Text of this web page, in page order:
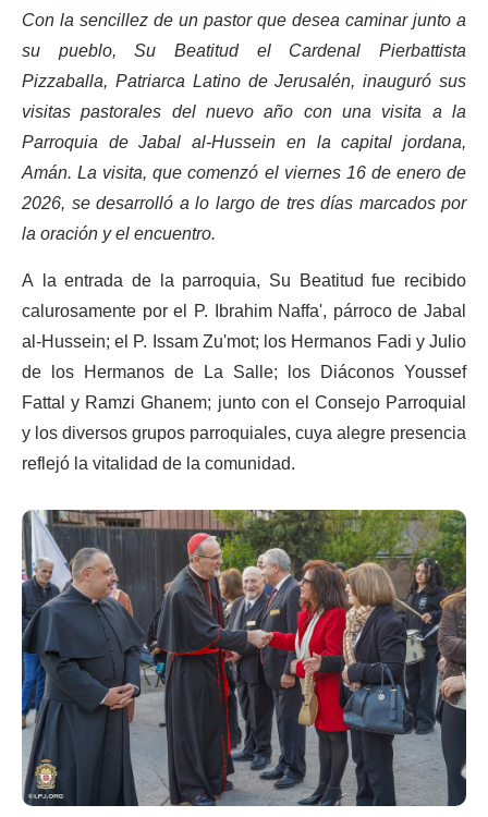
Con la sencillez de un pastor que desea caminar junto a
su pueblo, Su Beatitud el Cardenal Pierbattista
Pizzaballa, Patriarca Latino de Jerusalén, inauguró sus
visitas pastorales del nuevo año con una visita a la
Parroquia de Jabal al-Hussein en la capital jordana,
Amán. La visita, que comenzó el viernes 16 de enero de
2026, se desarrolló a lo largo de tres días marcados por
la oración y el encuentro.
A la entrada de la parroquia, Su Beatitud fue recibido
calurosamente por el P. Ibrahim Naffa', párroco de Jabal
al-Hussein; el P. Issam Zu'mot; los Hermanos Fadi y Julio
de los Hermanos de La Salle; los Diáconos Youssef
Fattal y Ramzi Ghanem; junto con el Consejo Parroquial
y los diversos grupos parroquiales, cuya alegre presencia
reflejó la vitalidad de la comunidad.